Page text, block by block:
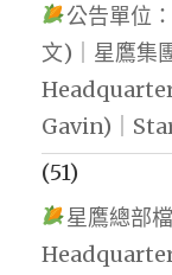
公告單位
文)｜星鷹集
Gavin)｜
(51)
星鷹總部